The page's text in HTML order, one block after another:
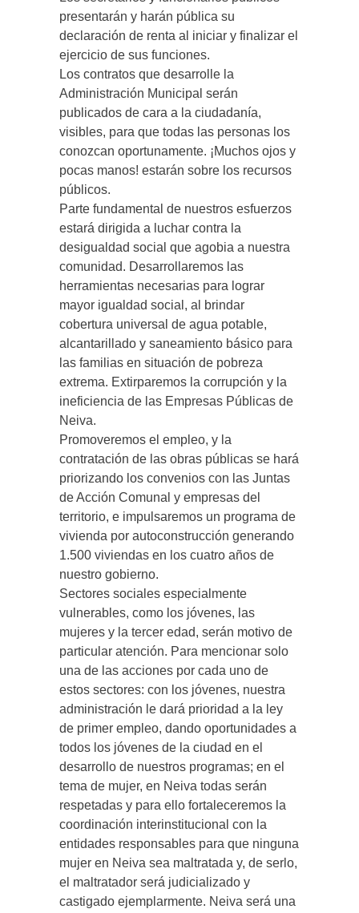
presentarán y harán pública su
declaración de renta al iniciar y finalizar el
ejercicio de sus funciones.
Los contratos que desarrolle la
Administración Municipal serán
publicados de cara a la ciudadanía,
visibles, para que todas las personas los
conozcan oportunamente. ¡Muchos ojos y
pocas manos! estarán sobre los recursos
públicos.
Parte fundamental de nuestros esfuerzos
estará dirigida a luchar contra la
desigualdad social que agobia a nuestra
comunidad. Desarrollaremos las
herramientas necesarias para lograr
mayor igualdad social, al brindar
cobertura universal de agua potable,
alcantarillado y saneamiento básico para
las familias en situación de pobreza
extrema. Extirparemos la corrupción y la
ineficiencia de las Empresas Públicas de
Neiva.
Promoveremos el empleo, y la
contratación de las obras públicas se hará
priorizando los convenios con las Juntas
de Acción Comunal y empresas del
territorio, e impulsaremos un programa de
vivienda por autoconstrucción generando
1.500 viviendas en los cuatro años de
nuestro gobierno.
Sectores sociales especialmente
vulnerables, como los jóvenes, las
mujeres y la tercer edad, serán motivo de
particular atención. Para mencionar solo
una de las acciones por cada uno de
estos sectores: con los jóvenes, nuestra
administración le dará prioridad a la ley
de primer empleo, dando oportunidades a
todos los jóvenes de la ciudad en el
desarrollo de nuestros programas; en el
tema de mujer, en Neiva todas serán
respetadas y para ello fortaleceremos la
coordinación interinstitucional con la
entidades responsables para que ninguna
mujer en Neiva sea maltratada y, de serlo,
el maltratador será judicializado y
castigado ejemplarmente. Neiva será una